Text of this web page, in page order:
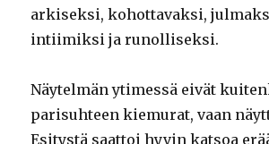
arkiseksi, kohottavaksi,
intiimiksi ja runolliseksi.
Näytelmän ytimessä eivät
parisuhteen kiemurat, vaan
Esitystä saattoi hyvin katsoa